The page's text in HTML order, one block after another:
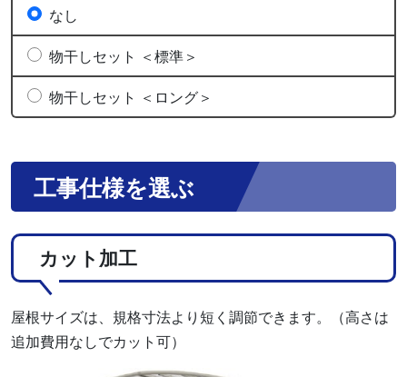
なし
物干しセット ＜標準＞
物干しセット ＜ロング＞
工事仕様を選ぶ
カット加工
屋根サイズは、規格寸法より短く調節できます。（高さは
追加費用なしでカット可）